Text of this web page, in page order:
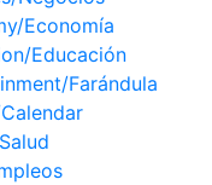
Economía
Educación
Farándula